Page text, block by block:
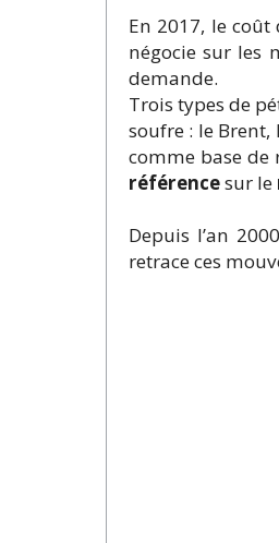
En 2017, le
négocie sur les
demande.
Trois types de
soufre : le
comme base de
référencesur le
Depuis l’an
retrace ces